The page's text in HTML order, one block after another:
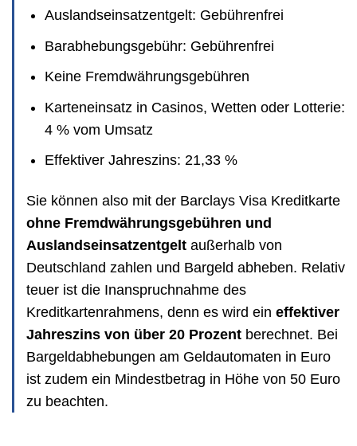
Auslandseinsatzentgelt: Gebührenfrei
Barabhebungsgebühr: Gebührenfrei
Keine Fremdwährungsgebühren
Karteneinsatz in Casinos, Wetten oder Lotterie:
4 % vom Umsatz
Effektiver Jahreszins: 21,33 %
Sie können also mit der Barclays Visa Kreditkarte
ohne Fremdwährungsgebühren und
Auslandseinsatzentgelt außerhalb von
Deutschland zahlen und Bargeld abheben. Relativ
teuer ist die Inanspruchnahme des
Kreditkartenrahmens, denn es wird ein effektiver
Jahreszins von über 20 Prozent berechnet. Bei
Bargeldabhebungen am Geldautomaten in Euro
ist zudem ein Mindestbetrag in Höhe von 50 Euro
zu beachten.